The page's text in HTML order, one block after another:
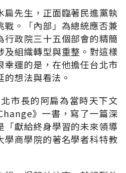
扁先生，正面臨著民進黨執
戰。「內部」為總統應否兼
行政院三十五個部會的精簡
及組織轉型與重整。對這樣
幸運的是，在他擔任台北市
想法與看法。
市長的阿扁為當時天下文
》一書，寫了一篇深
「獻給終身學習的未來領導
學商學院的著名學者科特教